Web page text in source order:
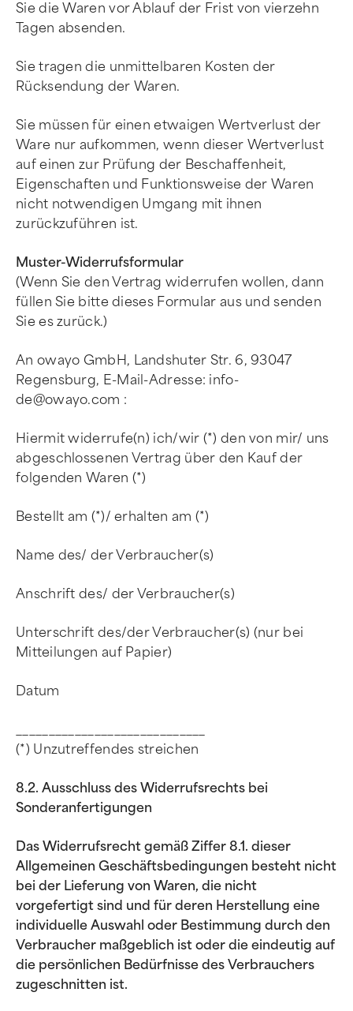
Sie die Waren vor Ablauf der Frist von vierzehn
Tagen absenden.
Sie tragen die unmittelbaren Kosten der
Rücksendung der Waren.
Sie müssen für einen etwaigen Wertverlust der
Ware nur aufkommen, wenn dieser Wertverlust
auf einen zur Prüfung der Beschaffenheit,
Eigenschaften und Funktionsweise der Waren
nicht notwendigen Umgang mit ihnen
zurückzuführen ist.
Muster-Widerrufsformular
(Wenn Sie den Vertrag widerrufen wollen, dann
füllen Sie bitte dieses Formular aus und senden
Sie es zurück.)
An owayo GmbH, Landshuter Str. 6, 93047
Regensburg, E-Mail-Adresse: info-
de@owayo.com :
Hiermit widerrufe(n) ich/wir (*) den von mir/ uns
abgeschlossenen Vertrag über den Kauf der
folgenden Waren (*)
Bestellt am (*)/ erhalten am (*)
Name des/ der Verbraucher(s)
Anschrift des/ der Verbraucher(s)
Unterschrift des/der Verbraucher(s) (nur bei
Mitteilungen auf Papier)
Datum
(*) Unzutreffendes streichen
8.2. Ausschluss des Widerrufsrechts bei
Sonderanfertigungen
Das Widerrufsrecht gemäß Ziffer 8.1. dieser
Allgemeinen Geschäftsbedingungen besteht nicht
bei der Lieferung von Waren, die nicht
vorgefertigt sind und für deren Herstellung eine
individuelle Auswahl oder Bestimmung durch den
Verbraucher maßgeblich ist oder die eindeutig auf
die persönlichen Bedürfnisse des Verbrauchers
zugeschnitten ist.